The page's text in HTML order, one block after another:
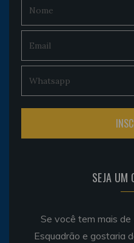
SEJA UM
Se você tem mais
Esquadrão e gostaria